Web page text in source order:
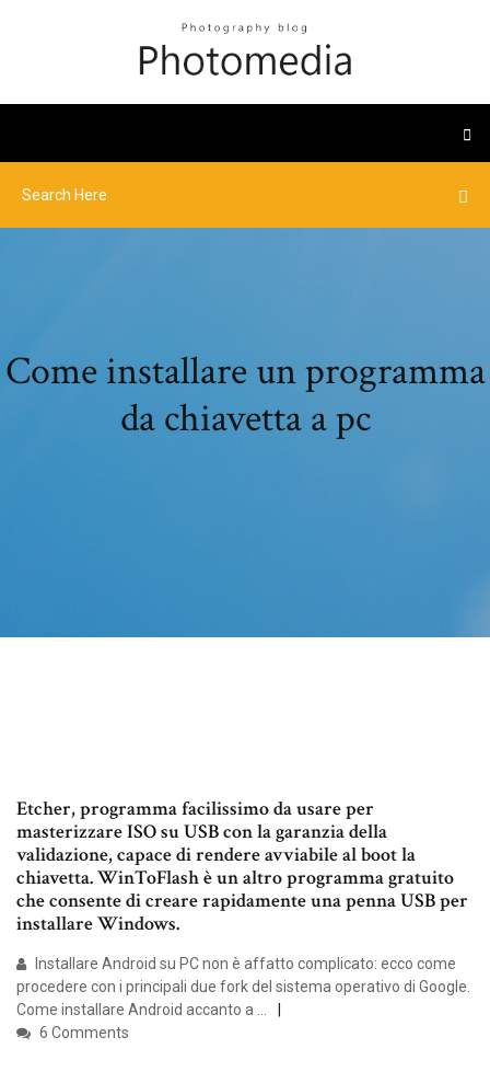
Come installare un programma
da chiavetta a pc
Etcher, programma facilissimo da usare per
masterizzare ISO su USB con la garanzia della
validazione, capace di rendere avviabile al boot la
chiavetta. WinToFlash è un altro programma gratuito
che consente di creare rapidamente una penna USB per
installare Windows.
Installare Android su PC non è affatto complicato: ecco come
procedere con i principali due fork del sistema operativo di Google.
Come installare Android accanto a …
6 Comments